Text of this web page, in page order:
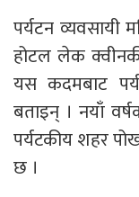
पर्यटन व्यवसायी
होटल लेक
यस कदमबाट
बताइन् । नयाँ
पर्यटकीय शहर
छ ।